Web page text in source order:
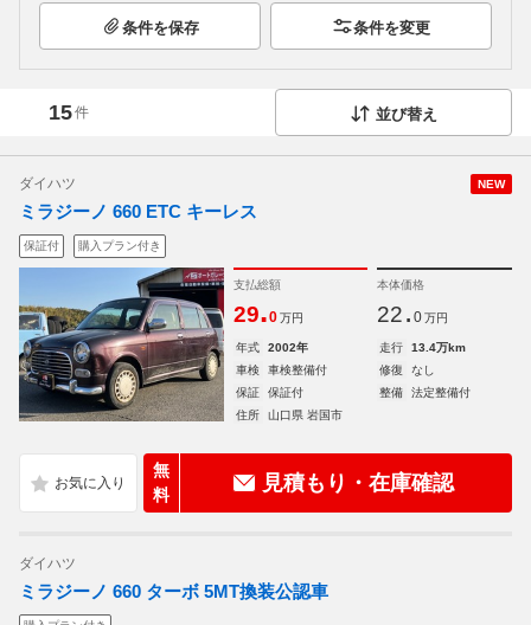
条件を保存 条件を変更
15件 並び替え
NEW
ダイハツ
ミラジーノ 660 ETC キーレス
保証付 購入プラン付き
支払総額
29.0 万円
本体価格
22. 0 万円
年式 2002年 走行
13.4万km
車検
車検整備付 修復
なし
保証
保証付 整備
法定整備付
住所
山口県 岩国市
無
料
見積もり・在庫確認
ダイハツ
ミラジーノ 660 ターボ 5MT換装公認車